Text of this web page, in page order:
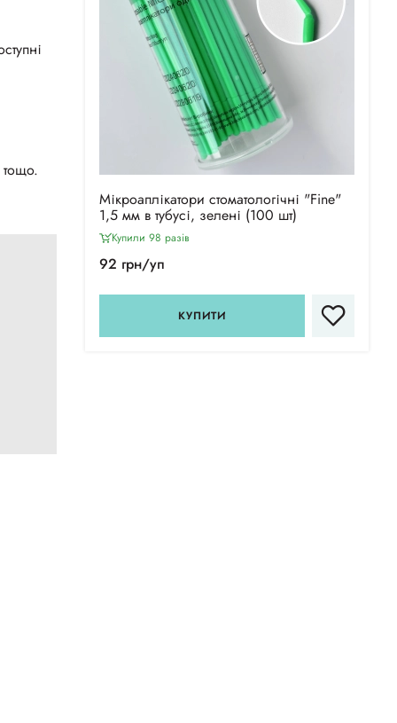
Мікроаплікатори стоматологічні "Fine"
1,5 мм в тубусі, зелені (100 шт)
Купили 98 разiв
92 грн/уп
КУПИТИ